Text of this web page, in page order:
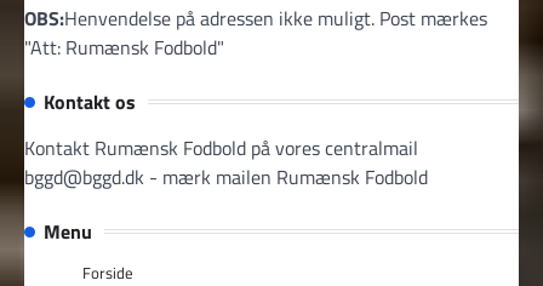
OBS:Henvendelse på adressen ikke muligt. Post mærkes
"Att: Rumænsk Fodbold"
Kontakt os
Kontakt Rumænsk Fodbold på vores centralmail
bggd@bggd.dk - mærk mailen Rumænsk Fodbold
Menu
Forside